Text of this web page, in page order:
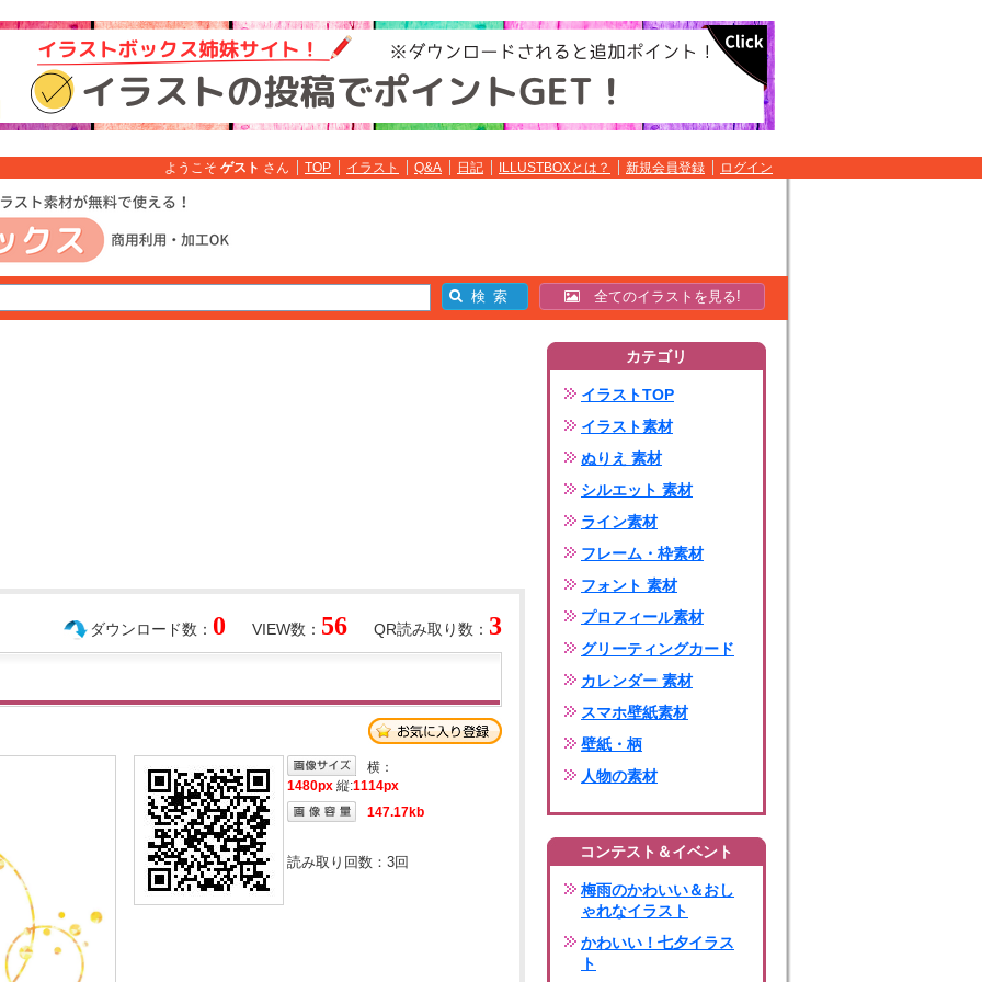
ようこそ ゲスト さん TOP イラスト Q&A 日記 ILLUSTBOXとは？ 新規会員登録 ログイン
全てのイラストを見る!
QR読み取り数： 3
VIEW数： 56
ダウンロード数： 0
横：
1480px 縦:1114px
147.17kb
読み取り回数： 3回
カテゴリ
イラストTOP
イラスト素材
ぬりえ 素材
シルエット 素材
ライン素材
フレーム・枠素材
フォント 素材
プロフィール素材
グリーティングカード
カレンダー 素材
スマホ壁紙素材
壁紙・柄
人物の素材
コンテスト＆イベント
梅雨のかわいい＆おし
ゃれなイラスト
かわいい！七夕イラス
ト